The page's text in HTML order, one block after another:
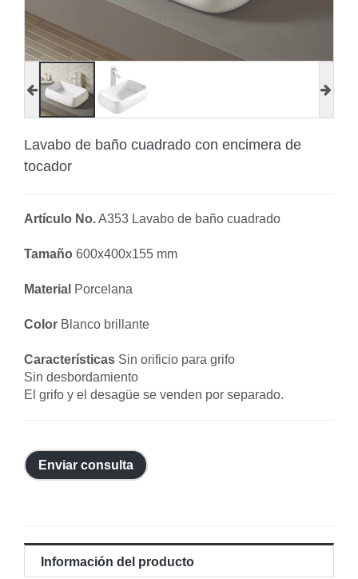
Lavabo de baño cuadrado con encimera de
tocador
Artículo No.A353 Lavabo de baño cuadrado
Tamaño 600x400x155 mm
Material Porcelana
Color Blanco brillante
Características Sin orificio para grifo
Sin desbordamiento
El grifo y el desagüe se venden por separado.
Enviar consulta
Información del producto